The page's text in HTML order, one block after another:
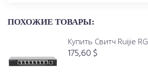
ПОХОЖИЕ ТОВАРЫ:
Купить Свитч Ruijie
175,60$